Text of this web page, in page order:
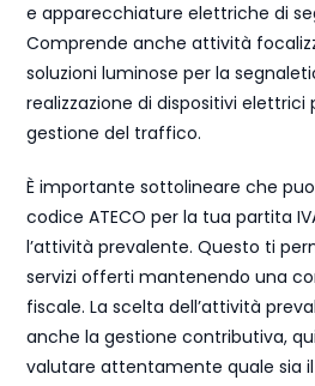
e apparecchiature elettriche di
Comprende anche attività
soluzioni luminose per la
realizzazione di dispositivi elettrici
gestione del traffico.
È importante sottolineare che
codice ATECO per la tua partita
l’attività prevalente. Questo ti
servizi offerti mantenendo una
fiscale. La scelta dell’attività
anche la gestione contributiva,
valutare attentamente quale sia